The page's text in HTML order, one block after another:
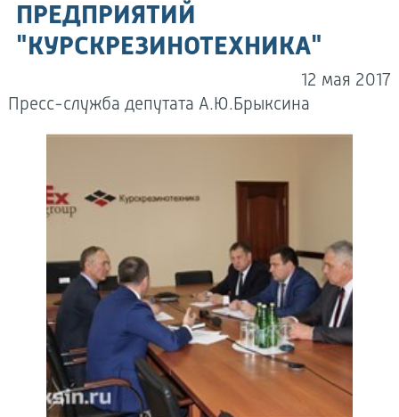
ПРЕДПРИЯТИЙ
"КУРСКРЕЗИНОТЕХНИКА"
12 мая 2017
Пресс-служба депутата А.Ю.Брыксина